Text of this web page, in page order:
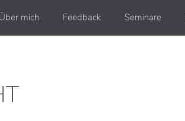
Über mich Feedback Seminare